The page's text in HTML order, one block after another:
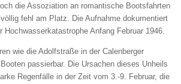
die Assoziation an romantische Bootsfahrten
fehl am Platz. Die Aufnahme dokumentiert
Hochwasserkatastrophe Anfang Februar 1946.
wie die Adolfstraße in der Calenberger
passierbar. Die Ursachen dieses Unheils
Regenfälle in der Zeit vom 3.-9. Februar, die